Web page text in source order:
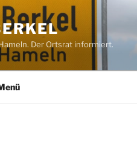
Der Ortsrat informiert.